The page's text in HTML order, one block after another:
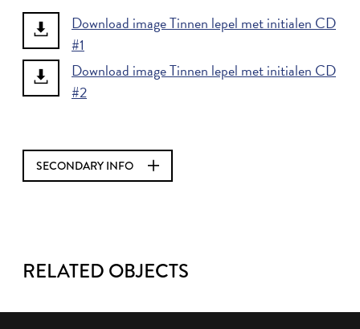
Download image Tinnen lepel met initialen CD
#1
Download image Tinnen lepel met initialen CD
#2
SECONDARY INFO
RELATED OBJECTS